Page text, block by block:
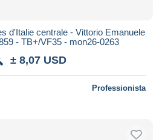
d'Italie centrale - Vittorio Emanuele
- TB+/VF35 - mon26-0263
± 8,07 USD
Professionista